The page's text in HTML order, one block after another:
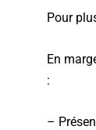
Pour
En
:
–